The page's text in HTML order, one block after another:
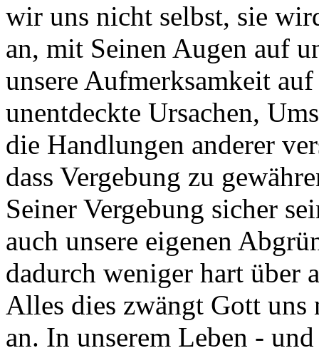
wir uns nicht selbst, sie
an, mit Seinen Augen auf
unsere Aufmerksamkeit
unentdeckte Ursachen,
die Handlungen anderer
dass Vergebung zu
Seiner Vergebung sicher
auch unsere eigenen
dadurch weniger hart über
Alles dies zwängt Gott uns
an. In unserem Leben -